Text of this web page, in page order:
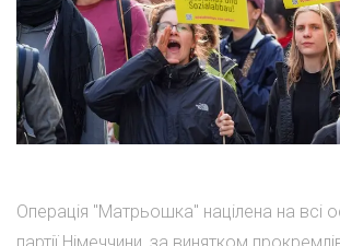
Операція "Матрьошка" націлена на всі
партії Німеччини, за винятком